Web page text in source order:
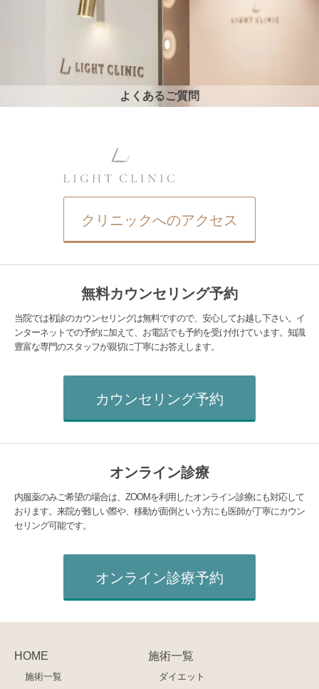
よくあるご質問
クリニックへのアクセス
無料カウンセリング予約
当院では初診のカウンセリングは無料ですので、安心してお越し下さい。イ
ンターネットでの予約に加えて、お電話でも予約を受け付けています。知識
豊富な専門のスタッフが親切に丁寧にお答えします。
カウンセリング予約
オンライン診療
内服薬のみご希望の場合は、ZOOMを利用したオンライン診療にも対応して
おります。来院が難しい際や、移動が面倒という方にも医師が丁寧にカウン
セリング可能です。
オンライン診療予約
HOME
施術一覧
施術一覧
ダイエット